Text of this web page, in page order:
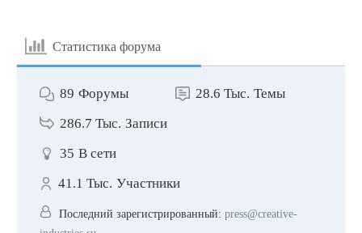
Статистика форума
89 Форумы 28.6 Тыс. Темы
286.7 Тыс. Записи
35 В сети
41.1 Тыс. Участники
Последний зарегистрированный: press@creative-